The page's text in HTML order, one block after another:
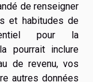
de renseigner
et habitudes de
pour la
pourrait inclure
de revenu, vos
autres données